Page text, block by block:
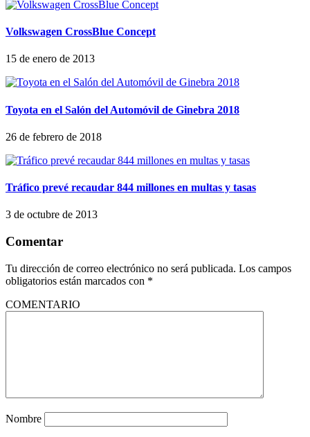
Volkswagen CrossBlue Concept
15 de enero de 2013
Toyota en el Salón del Automóvil de Ginebra 2018
26 de febrero de 2018
Tráfico prevé recaudar 844 millones en multas y tasas
3 de octubre de 2013
Comentar
Tu dirección de correo electrónico no será publicada. Los campos
obligatorios están marcados con *
COMENTARIO
Nombre